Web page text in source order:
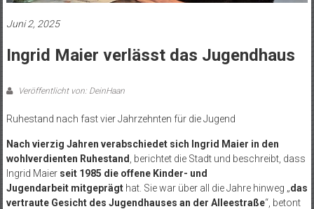
Juni 2, 2025
Ingrid Maier verlässt das Jugendhaus
Veröffentlicht von: DeinHaan
Ruhestand nach fast vier Jahrzehnten für die Jugend
Nach vierzig Jahren verabschiedet sich Ingrid Maier in den
wohlverdienten Ruhestand
, berichtet die Stadt und beschreibt, dass
Ingrid Maier seit 1985 die offene Kinder- und
Jugendarbeit mitgeprägthat. Sie war über all die Jahre hinweg „das
vertraute Gesicht des Jugendhauses an der Alleestraße“, betont